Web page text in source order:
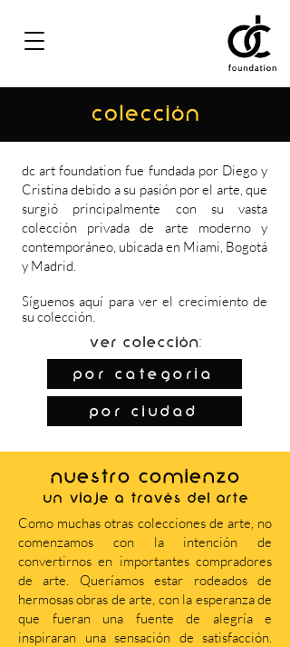
COLECCIÓN
dc art foundation fue fundada por Diego y
Cristina debido a su pasión por el arte, que
surgió principalmente con su vasta
colección privada de arte moderno y
contemporáneo, ubicada en Miami, Bogotá
y Madrid.
Síguenosaquí para ver el crecimiento de
su colección.
Ver colección:
por categoría
por ciudad
NUESTRO COMIENZO
Un viaje a través del arte
Como muchas otras colecciones de arte, no
comenzamos con la intención de
convertirnos en importantes compradores
de arte. Queríamos estar rodeados de
hermosas obras de arte, con la esperanza de
que fueran una fuente de alegría e
inspiraran una sensación de satisfacción.